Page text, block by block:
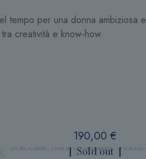
tempo per una donna ambiziosa e
creatività e know-how.
190,00€
Sold out